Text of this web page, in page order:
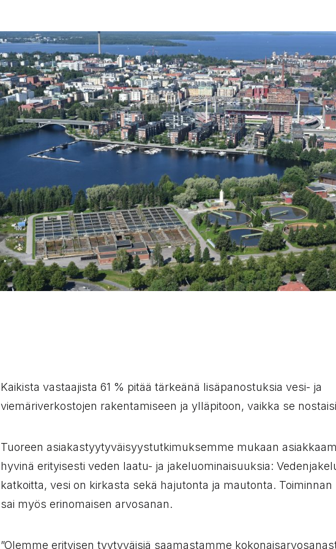
Kaikista vastaajista 61 % pitää tärkeänä lisäpanostuksia vesi- ja
viemäriverkostojen rakentamiseen ja ylläpitoon, vaikka se
Tuoreen asiakastyytyväisyystutkimuksemme mukaan
hyvinä erityisesti veden laatu- ja jakeluominaisuuksia:
katkoitta, vesi on kirkasta sekä hajutonta ja mautonta.
sai myös erinomaisen arvosanan.
”Olemme erityisen tyytyväisiä saamastamme